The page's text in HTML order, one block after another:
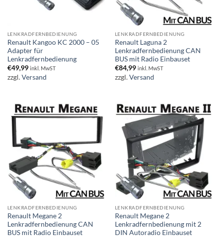
LENKRADFERNBEDIENUNG
Renault Kangoo KC 2000 – 05
Adapter für
Lenkradfernbedienung
€49,99 inkl. MwST
zzgl.Versand
LENKRADFERNBEDIENUNG
Renault Laguna 2
Lenkradfernbedienung CAN
BUS mit Radio Einbauset
€84,99 inkl. MwST
zzgl.Versand
LENKRADFERNBEDIENUNG
Renault Megane 2
Lenkradfernbedienung CAN
BUS mit Radio Einbauset
LENKRADFERNBEDIENUNG
Renault Megane 2
Lenkradfernbedienung mit 2
DIN Autoradio Einbauset